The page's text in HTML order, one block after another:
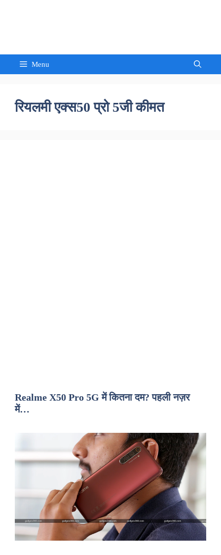
Menu
रियलमी एक्स50 प्रो 5जी कीमत
Realme X50 Pro 5G में कितना दम? पहली नज़र
में…